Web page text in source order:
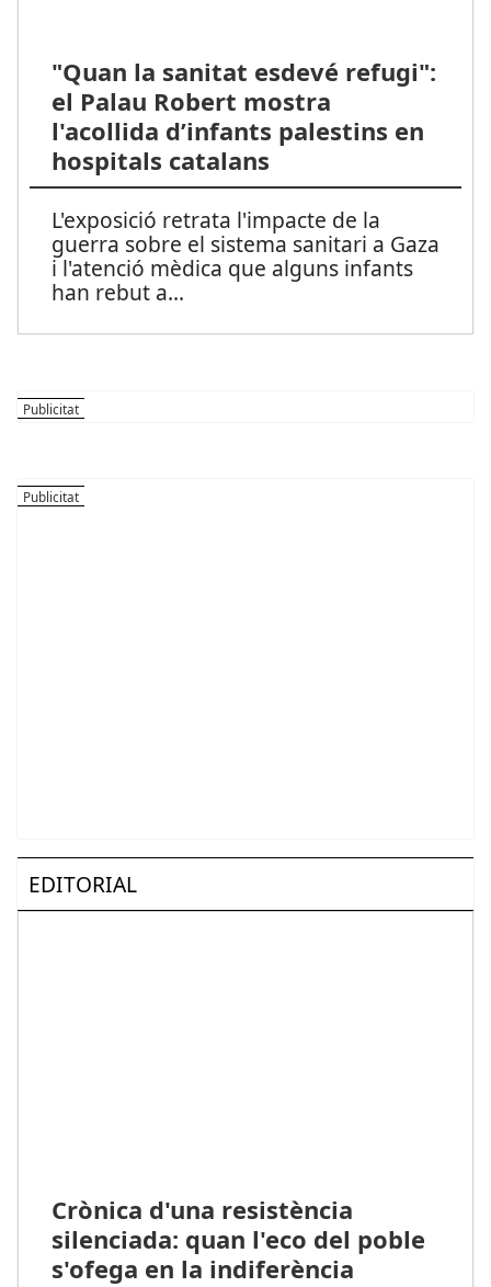
"Quan la sanitat esdevé refugi":
el Palau Robert mostra
l'acollida d’infants palestins en
hospitals catalans
L'exposició retrata l'impacte de la
guerra sobre el sistema sanitari a Gaza
i l'atenció mèdica que alguns infants
han rebut a...
EDITORIAL
Crònica d'una resistència
silenciada: quan l'eco del poble
s'ofega en la indiferència